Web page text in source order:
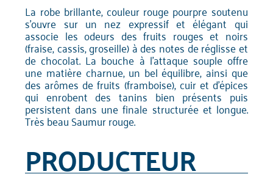
La robe brillante, couleur rouge pourpre soutenu
s'ouvre sur un nez expressif et élégant qui
associe les odeurs des fruits rouges et noirs
(fraise, cassis, groseille) à des notes de réglisse et
de chocolat. La bouche à l'attaque souple offre
une matière charnue, un bel équilibre, ainsi que
des arômes de fruits (framboise), cuir et d'épices
qui enrobent des tanins bien présents puis
persistent dans une finale structurée et longue.
Très beau Saumur rouge.
PRODUCTEUR